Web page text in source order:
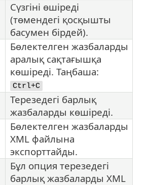
Сүзгіні өшіреді
(төмендегі қосқышты
басумен бірдей).
Бөлектелген жазбаларды
аралық сақтағышқа
көшіреді. Таңбаша:
Ctrl+C
Терезедегі барлық
жазбаларды көшіреді.
Бөлектелген жазбаларды
XML файлына
экспорттайды.
Бұл опция терезедегі
барлық жазбаларды XML